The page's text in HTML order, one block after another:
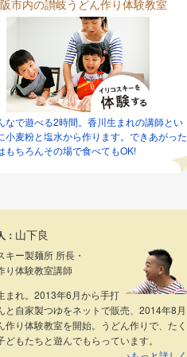
なで遊べる2時間。香川生まれの講師とい
小麦粉と塩水から作ります。できあがった
もちろんその場で食べてもOK!
： 山下良
キー製麺所 所長・
り体験教室講師
まれ。2013年6月から手打
と自家製つゆをネットで販売、2014年8月
作り体験教室を開始。うどん作りで、たく
どもたちと遊んでもらっています。